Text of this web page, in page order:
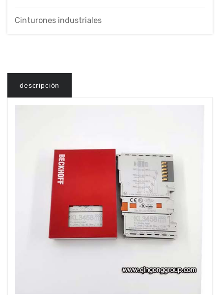
Cinturones industriales
descripción